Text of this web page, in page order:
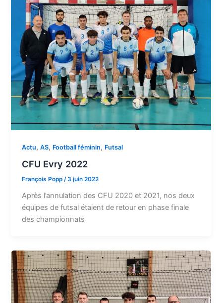
Actu,AS, Football féminin, Futsal
CFU Evry 2022
François Popp/3 juin 2022
Après l’annulation des CFU 2020 et 2021, nos deux
équipes de futsal étaient de retour en phase finale
des championnats